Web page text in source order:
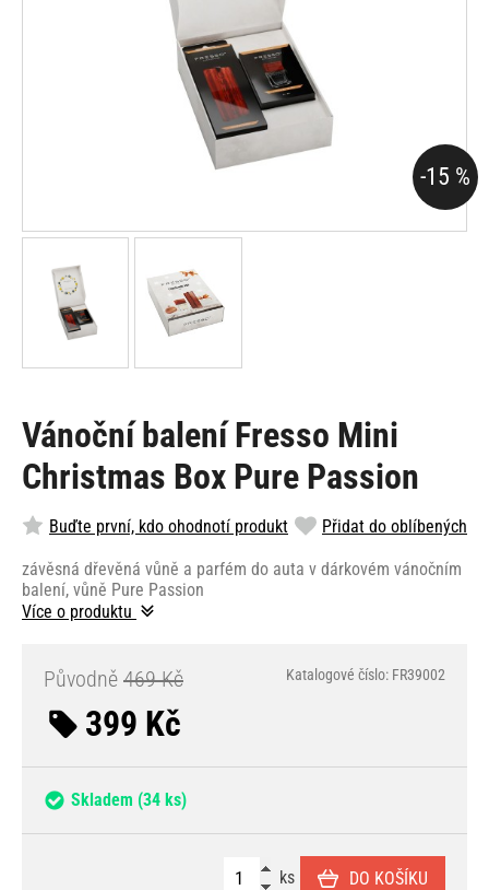
Vánoční balení Fresso Mini
Christmas Box Pure Passion
Buďte první, kdo ohodnotí produkt Přidat do oblíbených
závěsná dřevěná vůně a parfém do auta v dárkovém vánočním
balení, vůně Pure Passion
Více o produktu
Původně 469 Kč
399 Kč
Katalogové číslo: FR39002
Skladem (34 ks)
ks DO KOŠÍKU
-15 %